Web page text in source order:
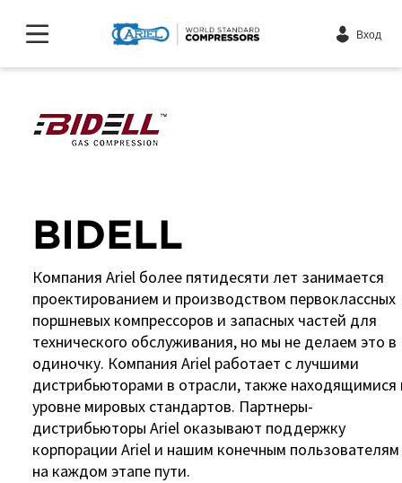
Вход
BIDELL
Компания Ariel более пятидесяти лет занимается
проектированием и производством первоклассных
поршневых компрессоров и запасных частей для
технического обслуживания, но мы не делаем это в
одиночку. Компания Ariel работает с лучшими
дистрибьюторами в отрасли, также находящимися
уровне мировых стандартов. Партнеры-
дистрибьюторы Ariel оказывают поддержку
корпорации Ariel и нашим конечным пользователям
на каждом этапе пути.